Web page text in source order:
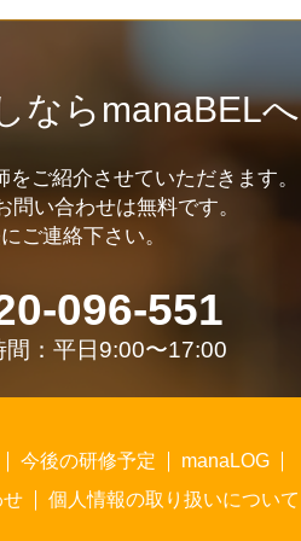
ならmanaBELへ
ご紹介させていただきます。
問い合わせは無料です。
ご連絡下さい。
096-551
間：平日9:00〜17:00
今後の研修予定
manaLOG
せ 個人情報の取り扱いについて